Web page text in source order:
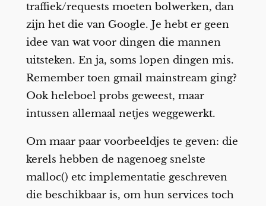
traffiek/requests moeten bolwerken, dan
zijn het die van Google. Je hebt er geen
idee van wat voor dingen die mannen
uitsteken. En ja, soms lopen dingen mis.
Remember toen gmail mainstream ging?
Ook heleboel probs geweest, maar
intussen allemaal netjes weggewerkt.
Om maar paar voorbeeldjes te geven: die
kerels hebben de nagenoeg snelste
malloc() etc implementatie geschreven
die beschikbaar is, om hun services toch